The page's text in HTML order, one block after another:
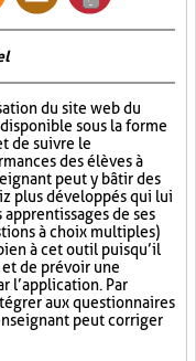
du site web du
sous la forme
de suivre le
des élèves à
peut y bâtir des
plus développés qui lui
de ses
à choix multiples)
à cet outil puisqu’il
de prévoir une
l’application. Par
aux questionnaires
peut corriger